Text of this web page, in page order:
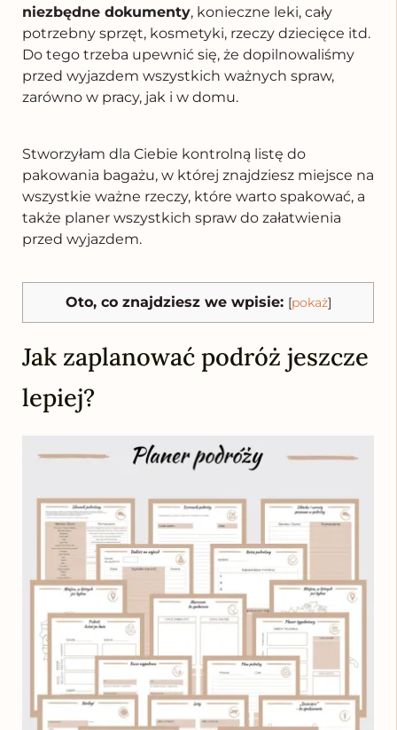
niezbędne dokumenty, konieczne leki, cały
potrzebny sprzęt, kosmetyki, rzeczy dziecięce itd.
Do tego trzeba upewnić się, że dopilnowaliśmy
przed wyjazdem wszystkich ważnych spraw,
zarówno w pracy, jak i w domu.
Stworzyłam dla Ciebie kontrolną listę do
pakowania bagażu, w której znajdziesz miejsce na
wszystkie ważne rzeczy, które warto spakować, a
także planer wszystkich spraw do załatwienia
przed wyjazdem.
Oto, co znajdziesz we wpisie: [pokaż]
Jak zaplanować podróż jeszcze
lepiej?